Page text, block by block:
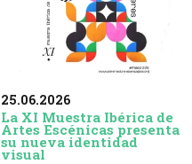
25.06.2026
La XI Muestra Ibérica de
Artes Escénicas presenta
su nueva identidad
visual